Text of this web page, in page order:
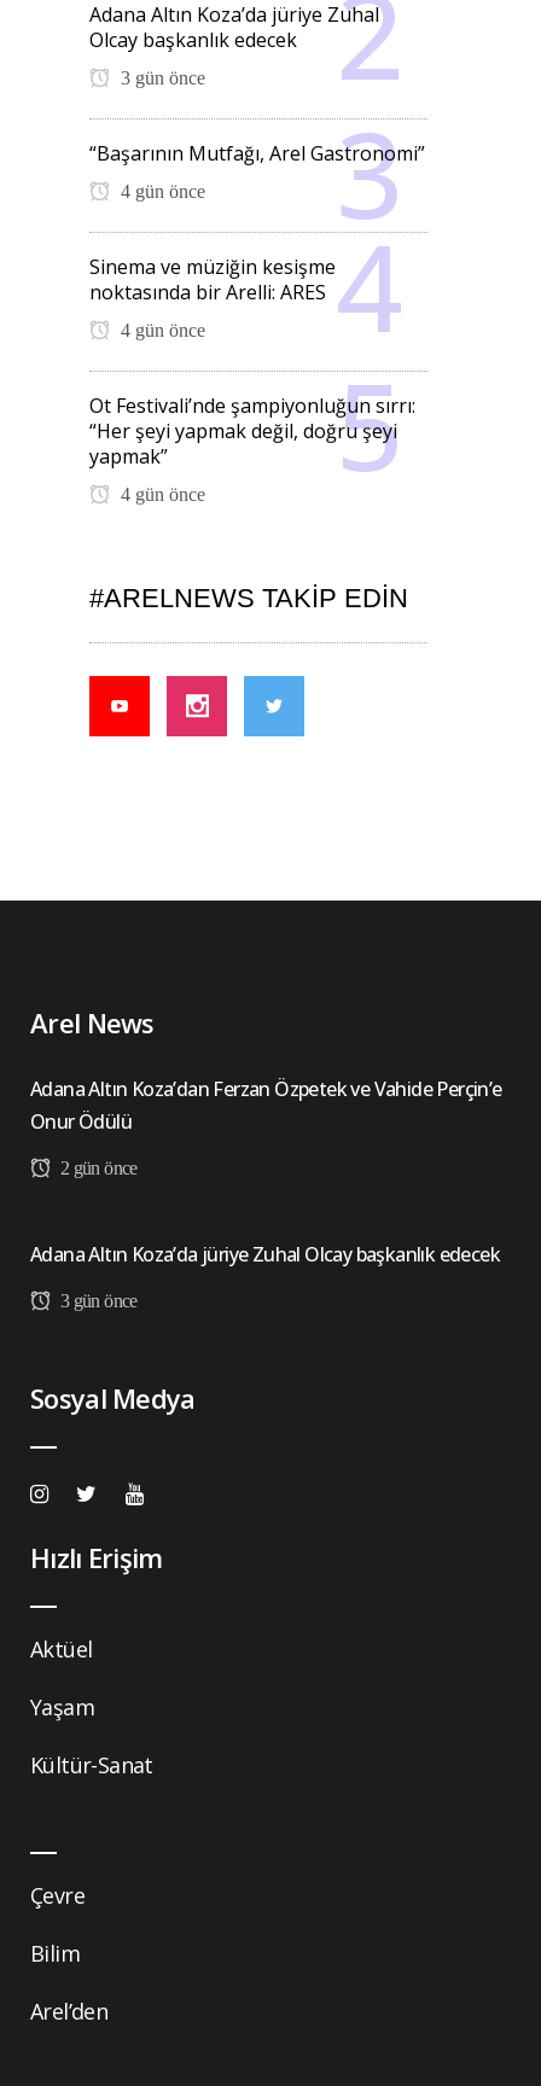
Adana Altın Koza’da jüriye Zuhal
Olcay başkanlık edecek
3 gün önce
“Başarının Mutfağı, Arel Gastronomi”
4 gün önce
Sinema ve müziğin kesişme
noktasında bir Arelli: ARES
4 gün önce
Ot Festivali’nde şampiyonluğun sırrı:
“Her şeyi yapmak değil, doğru şeyi
yapmak”
4 gün önce
#ARELNEWS TAKIP EDIN
Arel News
Adana Altın Koza’dan Ferzan Özpetek ve Vahide Perçin’e
Onur Ödülü
2 gün önce
Adana Altın Koza’da jüriye Zuhal Olcay başkanlık edecek
3 gün önce
Sosyal Medya
Hızlı Erişim
Aktüel
Yaşam
Kültür-Sanat
Çevre
Bilim
Arel’den